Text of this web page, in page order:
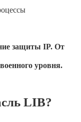
защиты IP. От
уровня.
LIB?